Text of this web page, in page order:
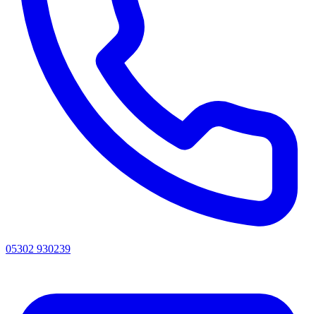
05302 930239